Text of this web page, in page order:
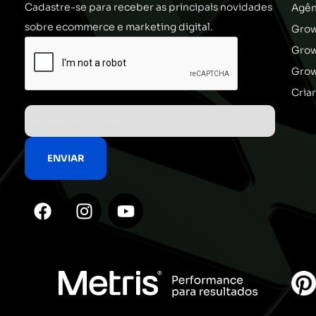
Cadastre-se para receber as principais novidades
sobre ecommerce e marketing digital.
F
a
I
n
a
g
Y
o
u
b